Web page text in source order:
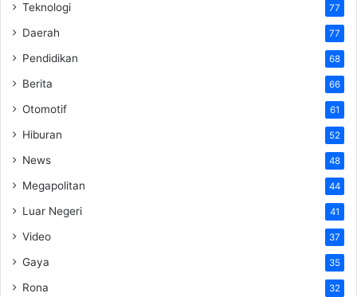
Teknologi 77
Daerah 77
Pendidikan 68
Berita 66
Otomotif 61
Hiburan 52
News 48
Megapolitan 44
Luar Negeri 41
Video 37
Gaya 35
Rona 32